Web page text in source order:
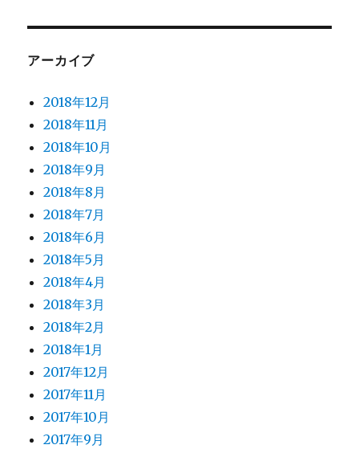
アーカイブ
2018年12月
2018年11月
2018年10月
2018年9月
2018年8月
2018年7月
2018年6月
2018年5月
2018年4月
2018年3月
2018年2月
2018年1月
2017年12月
2017年11月
2017年10月
2017年9月